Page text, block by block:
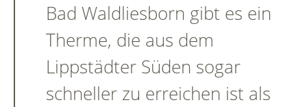
Bad Waldliesborn gibt es ein
Therme, die aus dem
Lippstädter Süden sogar
schneller zu erreichen ist als